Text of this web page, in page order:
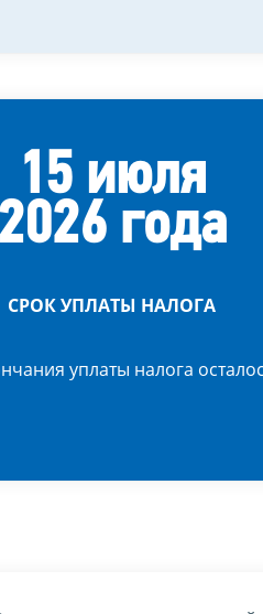
15 июля
2026 года
СРОК УПЛАТЫ НАЛОГА
уплаты налога